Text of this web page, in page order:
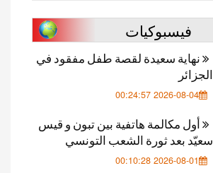
فيسبوكيات
نهاية سعيدة لقصة طفل مفقود في
الجزائر
2026-08-04 00:24:57
أول مكالمة هاتفية بين تبون و قيس
سعيّد بعد ثورة الشعب التونسي
2026-08-01 00:10:28